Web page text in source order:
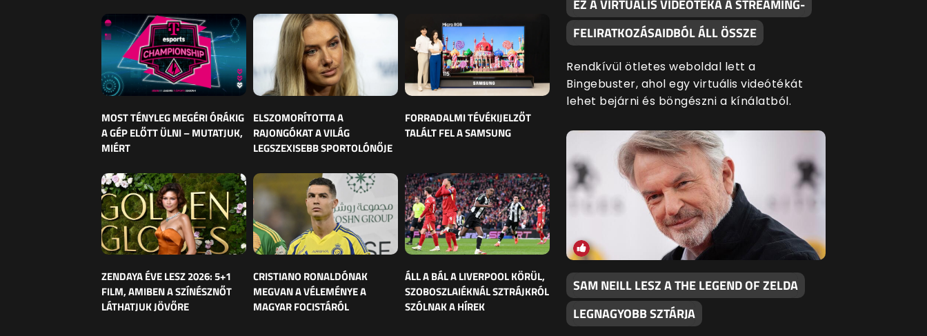
MOST TÉNYLEG MEGÉRI ÓRÁKIG
A GÉP ELŐTT ÜLNI – MUTATJUK,
MIÉRT
ELSZOMORÍTOTTA A
RAJONGÓKAT A VILÁG
LEGSZEXISEBB SPORTOLÓNŐJE
FORRADALMI TÉVÉKIJELZŐT
TALÁLT FEL A SAMSUNG
ZENDAYA ÉVE LESZ 2026: 5+1
FILM, AMIBEN A SZÍNÉSZNŐT
LÁTHATJUK JÖVŐRE
CRISTIANO RONALDÓNAK
MEGVAN A VÉLEMÉNYE A
MAGYAR FOCISTÁRÓL
ÁLL A BÁL A LIVERPOOL KÖRÜL,
SZOBOSZLAIÉKNÁL SZTRÁJKRÓL
SZÓLNAK A HÍREK
EZ A VIRTUÁLIS VIDEÓTÉKA A STREAMING-
FELIRATKOZÁSAIDBÓL ÁLL ÖSSZE
Rendkívül ötletes weboldal lett a
Bingebuster, ahol egy virtuális videótékát
lehet bejárni és böngészni a kínálatból.
SAM NEILL LESZ A THE LEGEND OF ZELDA
LEGNAGYOBB SZTÁRJA